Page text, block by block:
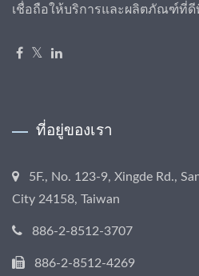
เชื่อถือให้บริการและผลิตภัณฑ์ที่ดี
ที่อยู่ของเรา
5F., No. 123-9, Xingde Rd.,
City 24158, Taiwan
886-2-8512-3707
886-2-8512-4269